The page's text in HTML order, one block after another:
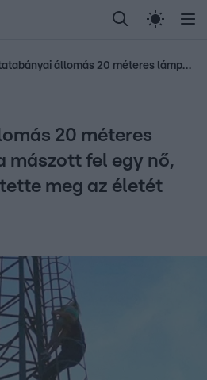
Randi Celeb vagyok,
Most Wanted Gallusz
A tatabányai állomás 20 méteres lámpaoszlopára mászott fel egy nő, egy rendőr mentette meg az életét
20 méteres
mászott fel egy nő,
meg az életét